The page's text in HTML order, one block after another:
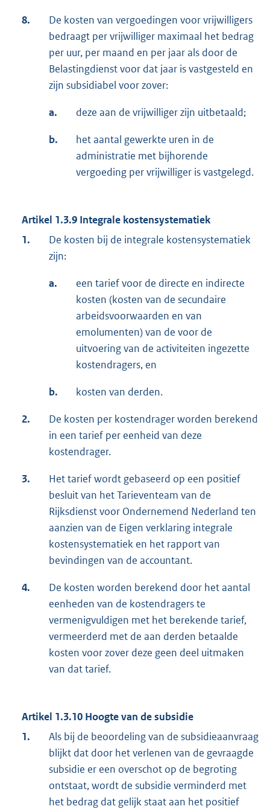
8.
De kosten van vergoedingen voor vrijwilligers
bedraagt per vrijwilliger maximaal het bedrag
per uur, per maand en per jaar als door de
Belastingdienst voor dat jaar is vastgesteld en
zijn subsidiabel voor zover:
a. deze aan de vrijwilliger zijn uitbetaald;
b.
het aantal gewerkte uren in de
administratie met bijhorende
vergoeding per vrijwilliger is vastgelegd.
Artikel 1.3.9 Integrale kostensystematiek
1.
De kosten bij de integrale kostensystematiek
zijn:
a.
een tarief voor de directe en indirecte
kosten (kosten van de secundaire
arbeidsvoorwaarden en van
emolumenten) van de voor de
uitvoering van de activiteiten ingezette
kostendragers, en
b. kosten van derden.
2.
De kosten per kostendrager worden berekend
in een tarief per eenheid van deze
kostendrager.
3.
Het tarief wordt gebaseerd op een positief
besluit van het Tarieventeam van de
Rijksdienst voor Ondernemend Nederland ten
aanzien van de Eigen verklaring integrale
kostensystematiek en het rapport van
bevindingen van de accountant.
4.
De kosten worden berekend door het aantal
eenheden van de kostendragers te
vermenigvuldigen met het berekende tarief,
vermeerderd met de aan derden betaalde
kosten voor zover deze geen deel uitmaken
van dat tarief.
Artikel 1.3.10 Hoogte van de subsidie
1.
Als bij de beoordeling van de subsidieaanvraag
blijkt dat door het verlenen van de gevraagde
subsidie er een overschot op de begroting
ontstaat, wordt de subsidie verminderd met
het bedrag dat gelijk staat aan het positief